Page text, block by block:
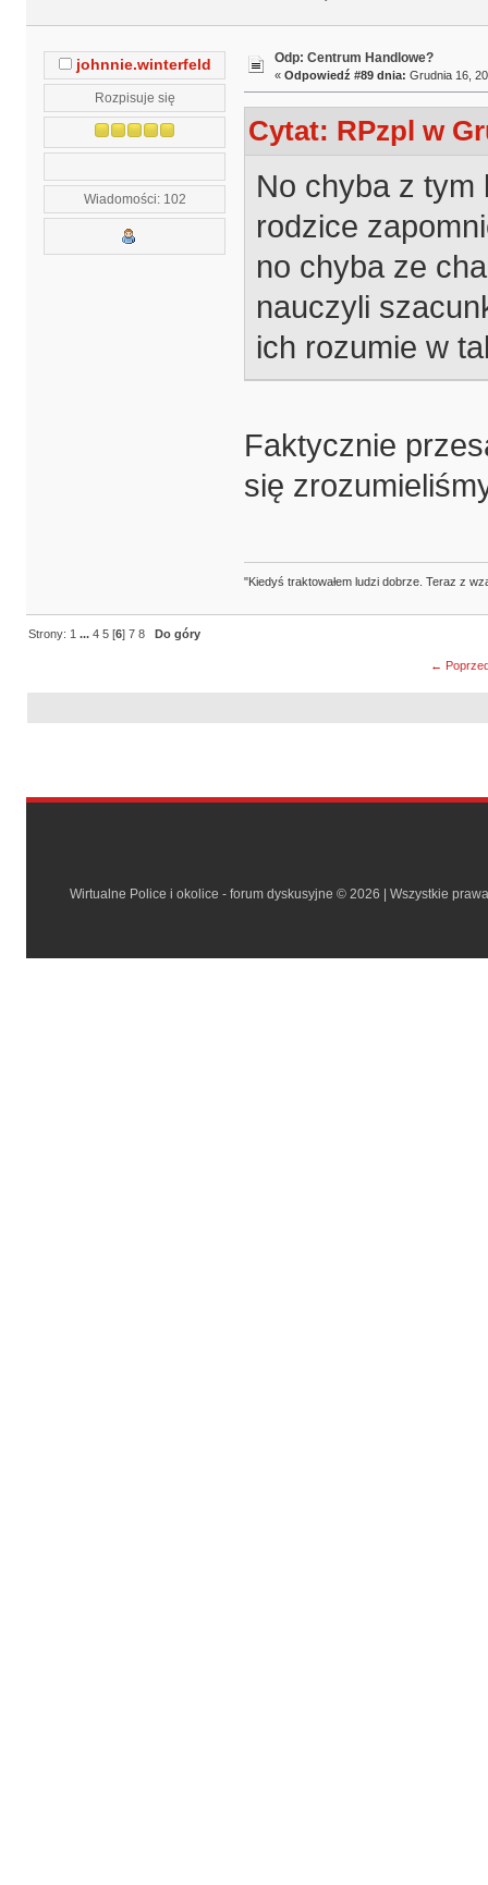
johnnie.winterfeld
Rozpisuje się
Wiadomości: 102
Odp: Centrum Handlowe?
« Odpowiedź #89 dnia: Grudnia 16,
Cytat: RPzpl w
No chyba z tym
rodzice
no chyba ze
nauczyli
ich rozumie w
Faktycznie
się
"Kiedyś traktowałem ludzi dobrze. Teraz z
Strony: 1 ...4 5 [6]7 8 Do góry
←
Wirtualne Police i okolice - forum dyskusyjne © 2026 | Wszystkie